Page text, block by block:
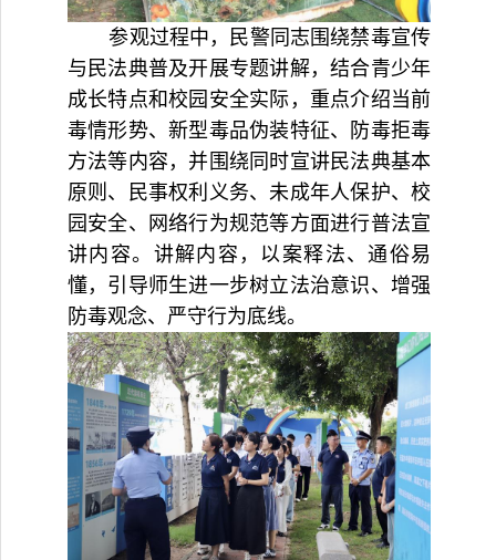
参观过程中，民警 同志 围绕禁毒宣传
与民法典普及开展专题讲解，结合青少年
成长特点和校园安全实际 ，重点介绍当前
毒情形势、新型毒品伪装特征、防毒拒毒
方法等内容 ， 并围绕 同时宣讲民法典基本
原则、民事权利义务、未成年人保护、校
园安全、网络行为规范等方面进行普法宣
讲内容。讲解内容 ，以案释法、通俗易
懂，引导师生进一步树立法治意识、增强
防毒观念、严守行为底线。